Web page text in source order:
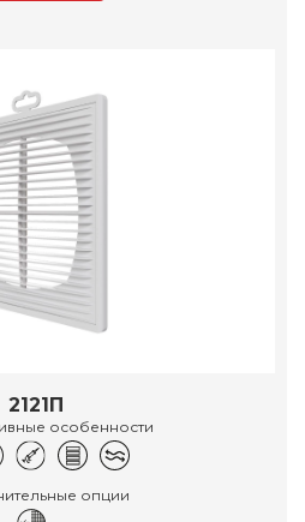
2121П
особенности
опции